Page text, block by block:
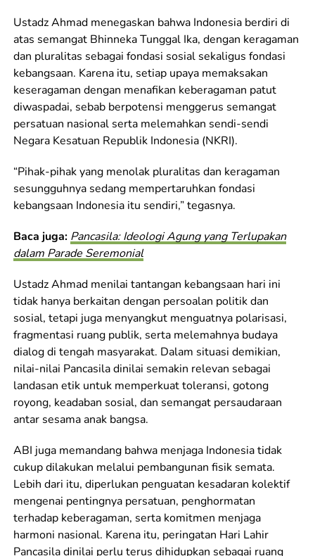
Ustadz Ahmad menegaskan bahwa Indonesia berdiri di
atas semangat Bhinneka Tunggal Ika, dengan keragaman
dan pluralitas sebagai fondasi sosial sekaligus fondasi
kebangsaan. Karena itu, setiap upaya memaksakan
keseragaman dengan menafikan keberagaman patut
diwaspadai, sebab berpotensi menggerus semangat
persatuan nasional serta melemahkan sendi-sendi
Negara Kesatuan Republik Indonesia (NKRI).
“Pihak-pihak yang menolak pluralitas dan keragaman
sesungguhnya sedang mempertaruhkan fondasi
kebangsaan Indonesia itu sendiri,” tegasnya.
Baca juga: Pancasila: Ideologi Agung yang Terlupakan
dalam Parade Seremonial
Ustadz Ahmad menilai tantangan kebangsaan hari ini
tidak hanya berkaitan dengan persoalan politik dan
sosial, tetapi juga menyangkut menguatnya polarisasi,
fragmentasi ruang publik, serta melemahnya budaya
dialog di tengah masyarakat. Dalam situasi demikian,
nilai-nilai Pancasila dinilai semakin relevan sebagai
landasan etik untuk memperkuat toleransi, gotong
royong, keadaban sosial, dan semangat persaudaraan
antar sesama anak bangsa.
ABI juga memandang bahwa menjaga Indonesia tidak
cukup dilakukan melalui pembangunan fisik semata.
Lebih dari itu, diperlukan penguatan kesadaran kolektif
mengenai pentingnya persatuan, penghormatan
terhadap keberagaman, serta komitmen menjaga
harmoni nasional. Karena itu, peringatan Hari Lahir
Pancasila dinilai perlu terus dihidupkan sebagai ruang